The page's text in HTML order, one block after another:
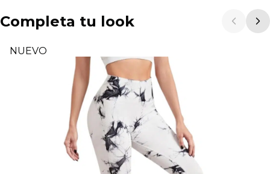
Completa tu look
NUEVO